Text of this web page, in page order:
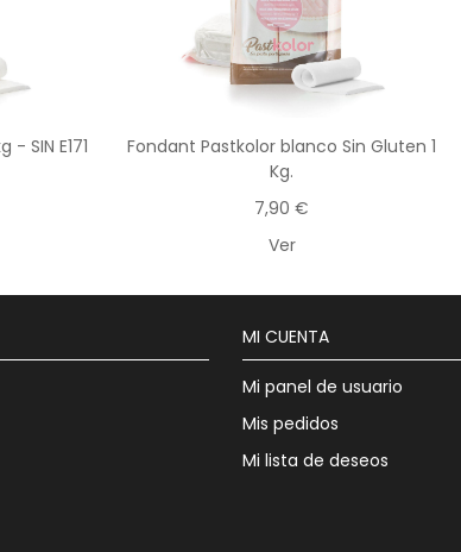
SIN E171
Fondant Pastkolor blanco Sin Gluten 1
Kg.
7,90 €
Ver
MI CUENTA
Mi panel de usuario
Mis pedidos
Mi lista de deseos